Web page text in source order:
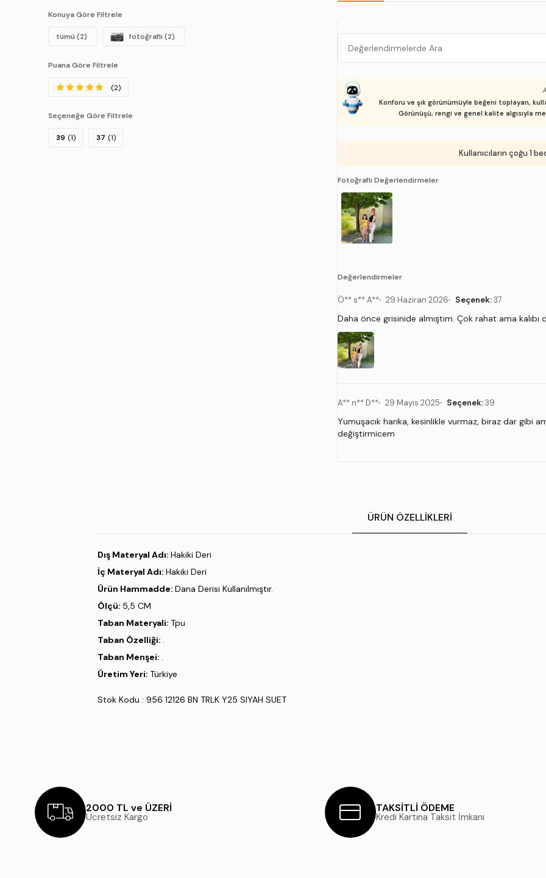
Konuya Göre Filtrele
tümü (2) fotoğraflı (2)
Puana Göre Filtrele
(2)
Seçeneğe Göre Filtrele
39 (1) 37 (1)
Konforu ve şık görünümüyle beğeni toplayan,
Görünüşü, rengi ve genel kalite algısıyla
Kullanıcıların çoğu 1
Fotoğraflı Değerlendirmeler
Değerlendirmeler
Ö** s** A** 29 Haziran 2026 Seçenek:37
Daha önce grisinide almıştım. Çok rahat ama
A** n** D** 29 Mayıs 2025 Seçenek:39
Yumuşacık harika, kesinlikle vurmaz, biraz dar gibi
değiştirmicem
ÜRÜN ÖZELLIKLERI
Dış Materyal Adı: Hakiki Deri
İç Materyal Adı: Hakiki Deri
Ürün Hammadde: Dana Derisi Kullanılmıştır.
Ölçü: 5,5 CM
Taban Materyali: Tpu
Taban Özelliği: .
Taban Menşei: .
Üretim Yeri: Türkiye
Stok Kodu : 956 12126 BN TRLK Y25 SIYAH SUET
2000 TL ve ÜZERİ
Ücretsiz Kargo
TAKSİTLİ ÖDEME
Kredi Kartına Taksit İmkanı